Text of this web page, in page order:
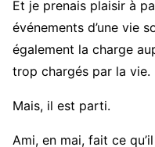
Et je prenais plaisir à
événements d’une vie
également la charge
trop chargés par la vie.
Mais, il est parti.
Ami, en mai, fait ce